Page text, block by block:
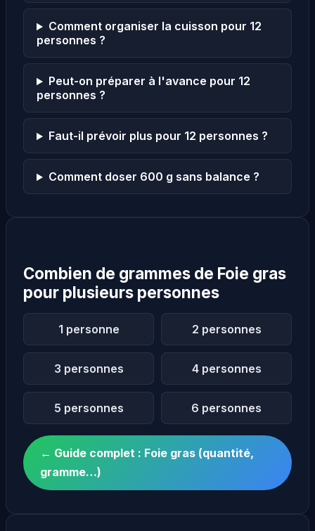
Comment organiser la cuisson pour 12
personnes ?
Peut-on préparer à l'avance pour 12
personnes ?
Faut-il prévoir plus pour 12 personnes ?
Comment doser 600 g sans balance ?
Combien de grammes de Foie gras
pour plusieurs personnes
1 personne 2 personnes
3 personnes 4 personnes
5 personnes 6 personnes
← Guide complet : Foie gras (quantité,
gramme…)